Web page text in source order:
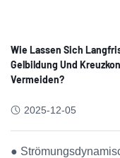
Wie Lassen Sich
Gelbildung Und
Vermeiden?
2025-12-05
●